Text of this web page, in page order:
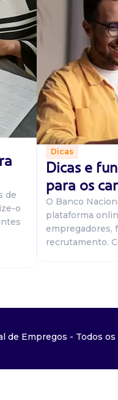
de
o
Dicas
Dicas e
para os
O Banco
plataforma
empregadores,
recrutamento.
de Empregos - Todos